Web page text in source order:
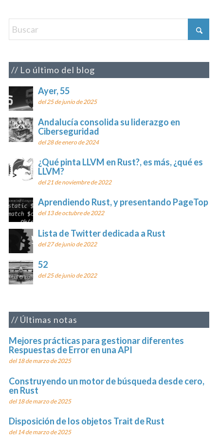
Lo último del blog
Ayer, 55
del 25 de junio de 2025
Andalucía consolida su liderazgo en
Ciberseguridad
del 28 de enero de 2024
¿Qué pinta LLVM en Rust?, es más, ¿qué es
LLVM?
del 21 de noviembre de 2022
Aprendiendo Rust, y presentando PageTop
del 13 de octubre de 2022
Lista de Twitter dedicada a Rust
del 27 de junio de 2022
52
del 25 de junio de 2022
Últimas notas
Mejores prácticas para gestionar diferentes
Respuestas de Error en una API
del 18 de marzo de 2025
Construyendo un motor de búsqueda desde cero,
en Rust
del 18 de marzo de 2025
Disposición de los objetos Trait de Rust
del 14 de marzo de 2025